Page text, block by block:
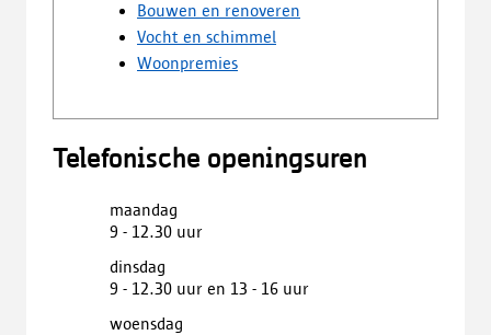
Bouwen en renoveren
Vocht en schimmel
Woonpremies
Telefonische openingsuren
maandag
9 - 12.30 uur
dinsdag
9 - 12.30 uur en 13 - 16 uur
woensdag